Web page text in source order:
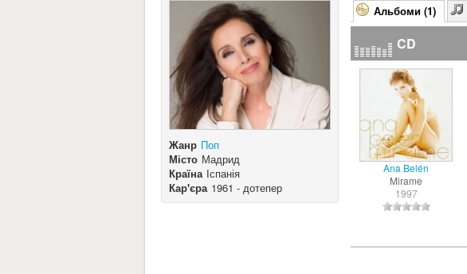
Жанр Поп
Місто Мадрид
Країна Іспанія
Кар'єра 1961 - дотепер
Альбоми (1)
CD
Ana Belén
Mirame
1997